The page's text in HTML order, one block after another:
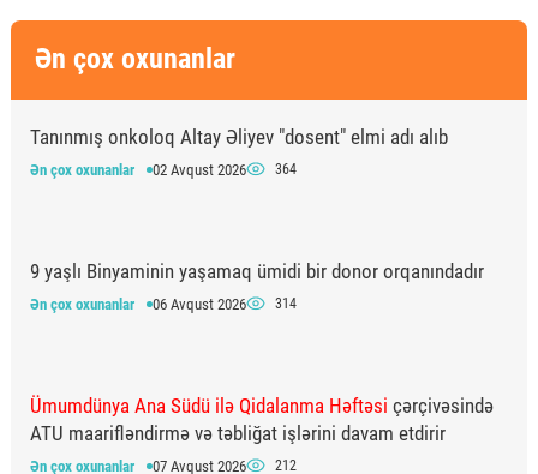
Ən çox oxunanlar
Tanınmış onkoloq Altay Əliyev "dosent" elmi adı alıb
Ən çox oxunanlar 02 Avqust 2026 364
9 yaşlı Binyaminin yaşamaq ümidi bir donor orqanındadır
Ən çox oxunanlar 06 Avqust 2026 314
Ümumdünya Ana Südü ilə Qidalanma Həftəsi çərçivəsində
Ən çox oxunanlar 07 Avqust 2026 212